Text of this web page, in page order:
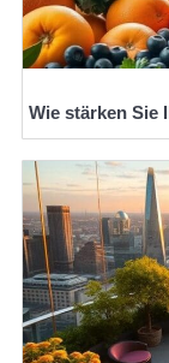
Wie stärken Sie